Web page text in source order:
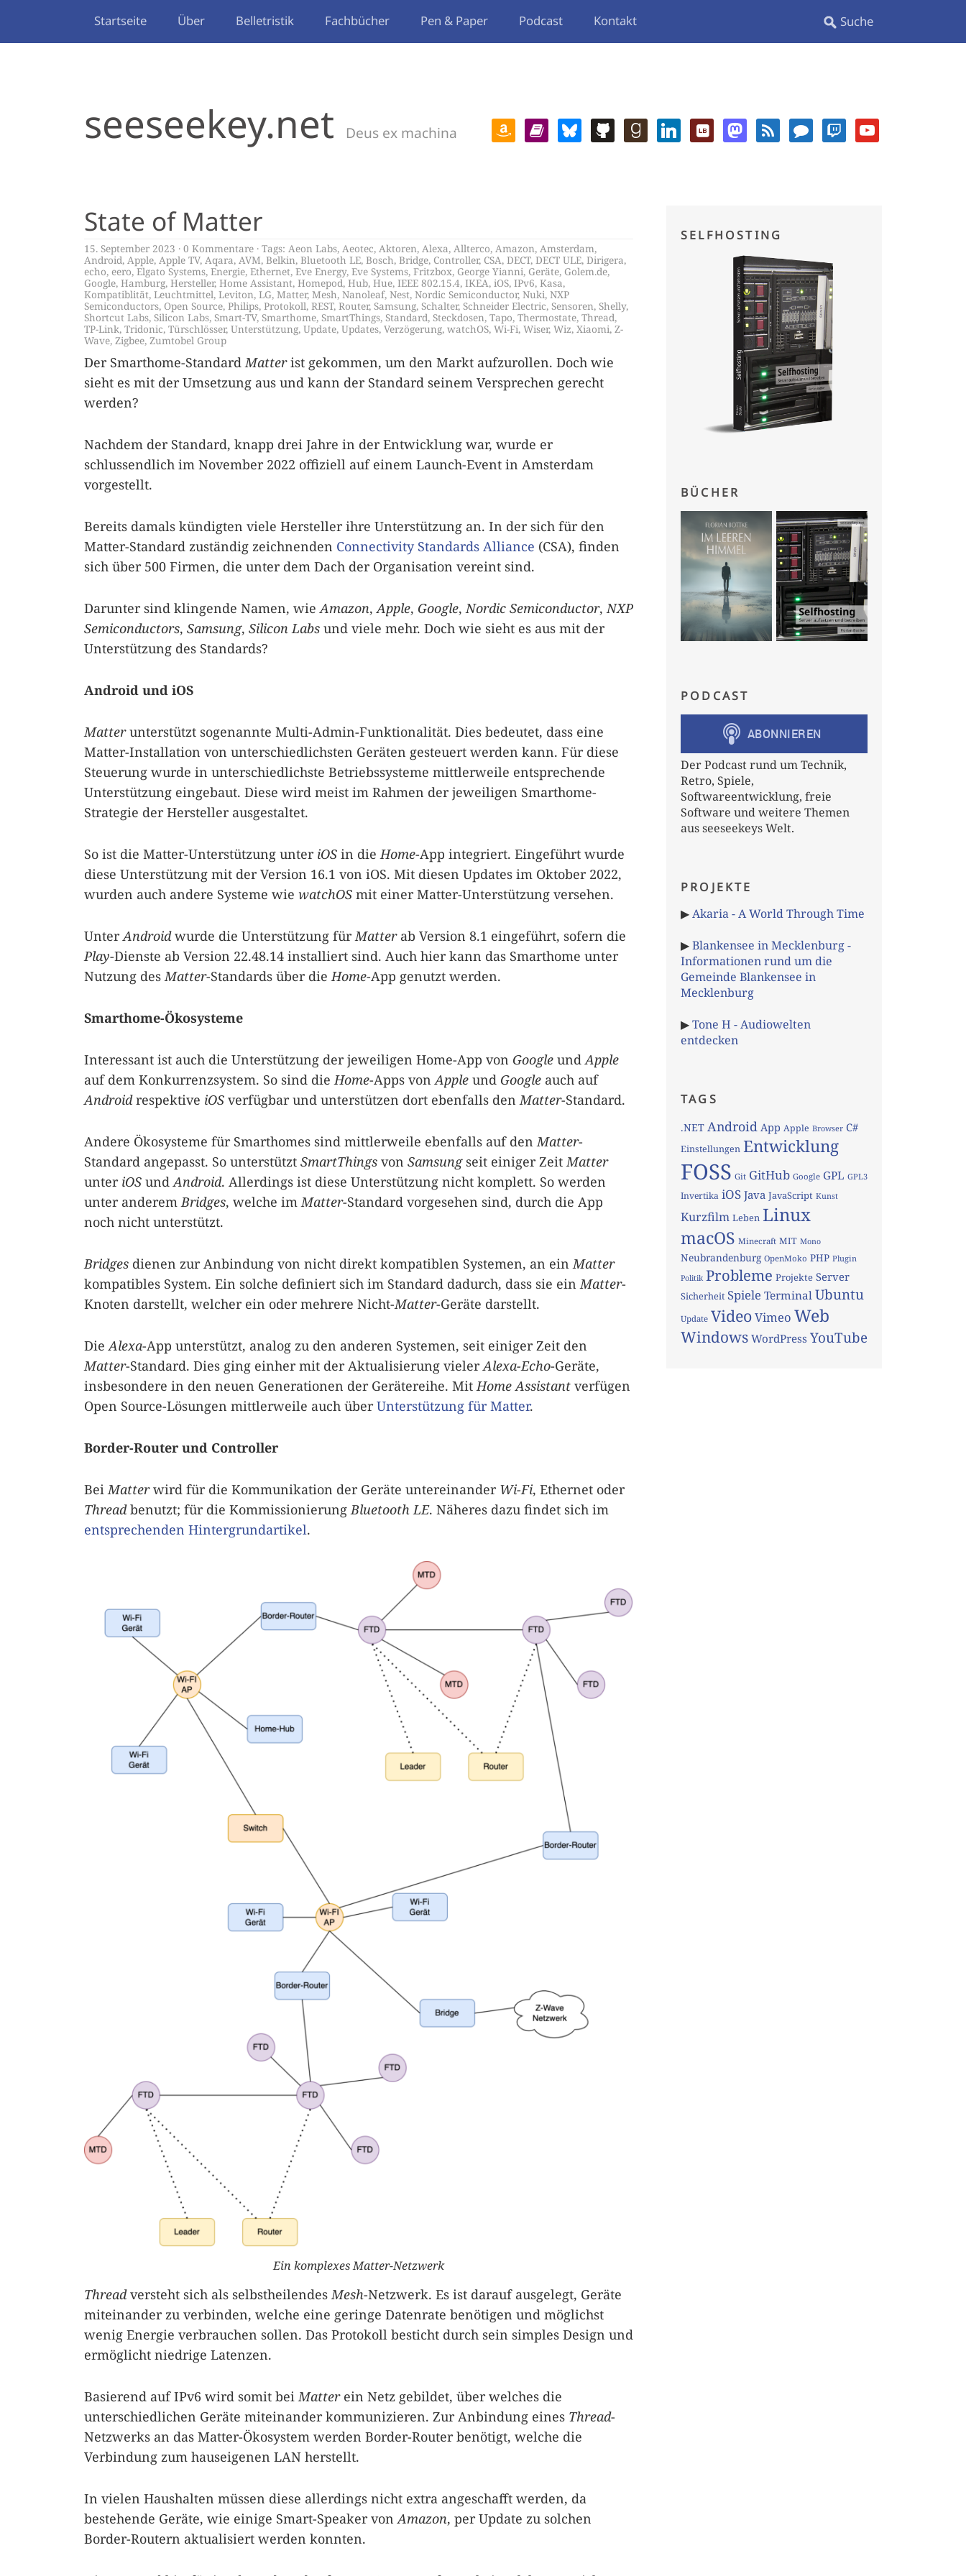
Startseite Über Belletristik Fachbücher Pen & Paper Podcast Kontakt
seeseekey.net Deus ex machina
State of Matter
15. September 2023 0 Kommentare Tags: Aeon Labs, Aeotec, Aktoren, Alexa, Allterco, Amazon, Amsterdam,
Android, Apple, Apple TV, Aqara, AVM, Belkin, Bluetooth LE, Bosch, Bridge, Controller, CSA, DECT, DECT ULE, Dirigera,
echo, eero,Elgato Systems, Energie, Ethernet, Eve Energy, Eve Systems, Fritzbox, George Yianni, Geräte, Golem.de,
Google, Hamburg, Hersteller, Home Assistant, Homepod, Hub, Hue, IEEE 802.15.4, IKEA, iOS, IPv6, Kasa,
Kompatiblität, Leuchtmittel, Leviton, LG, Matter, Mesh, Nanoleaf, Nest, Nordic Semiconductor, Nuki, NXP
Semiconductors, Open Source, Philips, Protokoll, REST, Router, Samsung, Schalter, Schneider Electric, Sensoren, Shelly,
Shortcut Labs, Silicon Labs, Smart-TV, Smarthome, SmartThings, Standard, Steckdosen, Tapo, Thermostate, Thread,
TP-Link, Tridonic, Türschlösser, Unterstützung, Update, Updates, Verzögerung, watchOS, Wi-Fi, Wiser, Wiz, Xiaomi, Z-
Wave, Zigbee, Zumtobel Group
Der Smarthome-StandardMatterist gekommen, um den Markt aufzurollen. Doch wie
sieht es mit der Umsetzung aus und kann der Standard seinem Versprechen gerecht
werden?
Nachdem der Standard, knapp drei Jahre in der Entwicklung war, wurde er
schlussendlich im November 2022 offiziell auf einem Launch-Event in Amsterdam
vorgestellt.
Bereits damals kündigten viele Hersteller ihre Unterstützung an. In der sich für den
Matter-Standard zuständig zeichnenden Connectivity Standards Alliance (CSA), finden
sich über 500 Firmen, die unter dem Dach der Organisation vereint sind.
Darunter sind klingende Namen, wieAmazon,Apple, Google,Nordic Semiconductor,NXP
Semiconductors, Samsung, Silicon Labs und viele mehr. Doch wie sieht es aus mit der
Unterstützung des Standards?
Android und iOS
Matterunterstützt sogenannte Multi-Admin-Funktionalität. Dies bedeutet, dass eine
Matter-Installation von unterschiedlichsten Geräten gesteuert werden kann. Für diese
Steuerung wurde in unterschiedlichste Betriebssysteme mittlerweile entsprechende
Unterstützung eingebaut. Diese wird meist im Rahmen der jeweiligen Smarthome-
Strategie der Hersteller ausgestaltet.
So ist die Matter-Unterstützung unter iOS in dieHome-App integriert. Eingeführt wurde
diese Unterstützung mit der Version 16.1 von iOS. Mit diesen Updates im Oktober 2022,
wurden auch andere Systeme wie watchOS mit einer Matter-Unterstützung versehen.
UnterAndroidwurde die Unterstützung fürMatterab Version 8.1 eingeführt, sofern die
Play-Dienste ab Version 22.48.14 installiert sind. Auch hier kann das Smarthome unter
Nutzung desMatter-Standards über dieHome-App genutzt werden.
Smarthome-Ökosysteme
Interessant ist auch die Unterstützung der jeweiligen Home-App von Google undApple
auf dem Konkurrenzsystem. So sind dieHome-Apps vonApple und Google auch auf
Androidrespektive iOS verfügbar und unterstützen dort ebenfalls denMatter-Standard.
Andere Ökosysteme für Smarthomes sind mittlerweile ebenfalls auf denMatter-
Standard angepasst. So unterstützt SmartThings von Samsungseit einiger ZeitMatter
unter iOS undAndroid. Allerdings ist diese Unterstützung nicht komplett. So werden
unter anderemBridges, welche imMatter-Standard vorgesehen sind, durch die App
noch nicht unterstützt.
Bridges dienen zur Anbindung von nicht direkt kompatiblen Systemen, an einMatter
kompatibles System. Ein solche definiert sich im Standard dadurch, dass sie einMatter-
Knoten darstellt, welcher ein oder mehrere Nicht-Matter-Geräte darstellt.
DieAlexa-App unterstützt, analog zu den anderen Systemen, seit einiger Zeit den
Matter-Standard. Dies ging einher mit der Aktualisierung vielerAlexa-Echo-Geräte,
insbesondere in den neuen Generationen der Gerätereihe. MitHome Assistant verfügen
Open Source-Lösungen mittlerweile auch überUnterstützung für Matter.
Border-Router und Controller
BeiMatterwird für die Kommunikation der Geräte untereinander Wi-Fi, Ethernet oder
Threadbenutzt; für die KommissionierungBluetooth LE. Näheres dazu findet sich im
entsprechenden Hintergrundartikel.
Ein komplexes Matter-Netzwerk
Threadversteht sich als selbstheilendesMesh-Netzwerk. Es ist darauf ausgelegt, Geräte
miteinander zu verbinden, welche eine geringe Datenrate benötigen und möglichst
wenig Energie verbrauchen sollen. Das Protokoll besticht durch sein simples Design und
ermöglicht niedrige Latenzen.
Basierend auf IPv6 wird somit beiMatterein Netz gebildet, über welches die
unterschiedlichen Geräte miteinander kommunizieren. Zur Anbindung eines Thread-
Netzwerks an das Matter-Ökosystem werden Border-Router benötigt, welche die
Verbindung zum hauseigenen LAN herstellt.
In vielen Haushalten müssen diese allerdings nicht extra angeschafft werden, da
bestehende Geräte, wie einige Smart-Speaker vonAmazon, per Update zu solchen
Border-Routern aktualisiert werden konnten.
SELFHOSTING
BÜCHER
PODCAST
Der Podcast rund um Technik,
Retro, Spiele,
Softwareentwicklung, freie
Software und weitere Themen
aus seeseekeys Welt.
PROJEKTE
▶Akaria - A World Through Time
▶Blankensee in Mecklenburg -
Informationen rund um die
Gemeinde Blankensee in
Mecklenburg
▶Tone H - Audiowelten
entdecken
TAGS
.NET Android App Apple Browser C#
Einstellungen Entwicklung
FOSS Git GitHub Google GPL GPL3
Invertika iOS Java JavaScript Kunst
Kurzfilm Leben Linux
macOS Minecraft MIT Mono
Neubrandenburg OpenMoko PHP Plugin
Politik Probleme Projekte Server
Sicherheit Spiele TerminalUbuntu
Update VideoVimeo Web
Windows WordPress YouTube